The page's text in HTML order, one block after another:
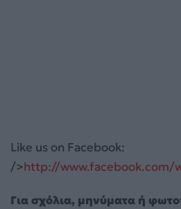
Like us on Facebook:
/>http://www.facebook.com/
Για σχόλια, μηνύματα ή